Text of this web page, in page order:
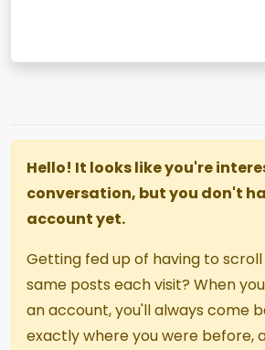
Hello! It looks like you're
conversation, but you don't
account yet.
Getting fed up of having to
same posts each visit? When
an account, you'll always come
exactly where you were before,